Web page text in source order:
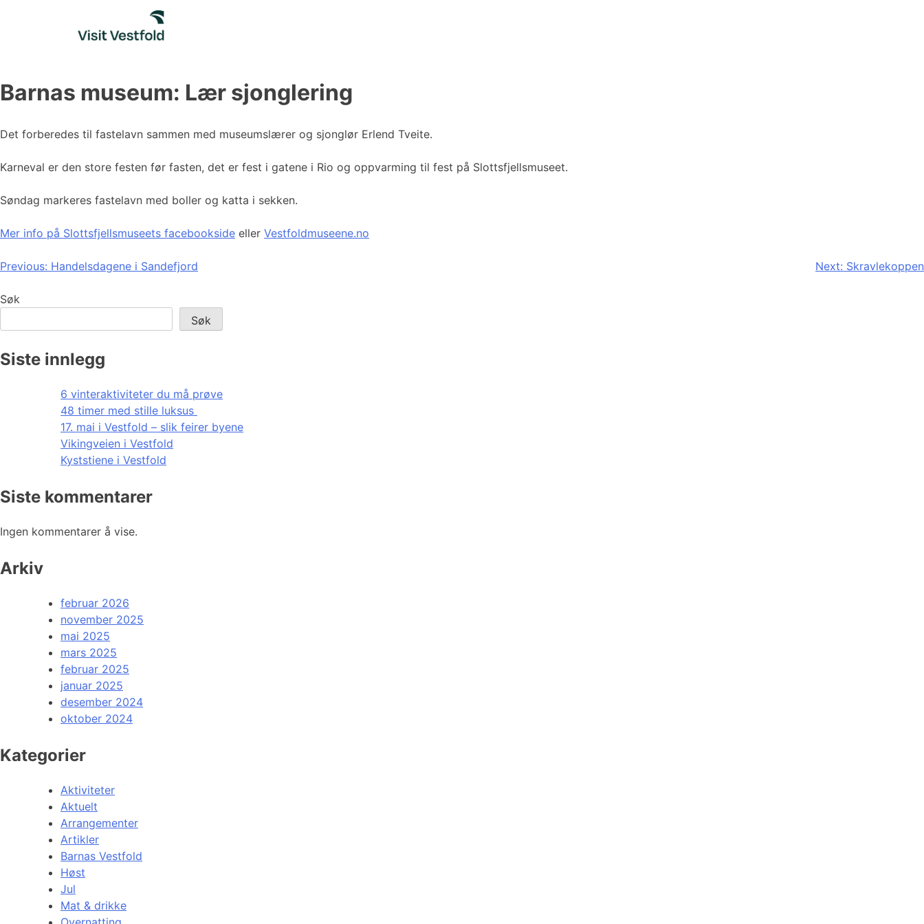
Barnas museum: Lær sjonglering
Det forberedes til fastelavn sammen med museumslærer og sjonglør Erlend Tveite.
Karneval er den store festen før fasten, det er fest i gatene i Rio og oppvarming til fest på Slottsfjellsmuseet.
Søndag markeres fastelavn med boller og katta i sekken.
Mer info på Slottsfjellsmuseets facebookside eller Vestfoldmuseene.no
Innleggsnavigasjon
Previous: Handelsdagene i Sandefjord Next: Skravlekoppen
Søk
Søk
Siste innlegg
6 vinteraktiviteter du må prøve
48 timer med stille luksus
17. mai i Vestfold – slik feirer byene
Vikingveien i Vestfold
Kyststiene i Vestfold
Siste kommentarer
Ingen kommentarer å vise.
Arkiv
februar 2026
november 2025
mai 2025
mars 2025
februar 2025
januar 2025
desember 2024
oktober 2024
Kategorier
Aktiviteter
Aktuelt
Arrangementer
Artikler
Barnas Vestfold
Høst
Jul
Mat & drikke